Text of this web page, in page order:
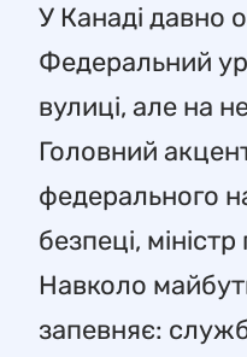
У Канаді давно
Федеральний
вулиці, але на
Головний
федерального
безпеці,
Навколо
запевняє: